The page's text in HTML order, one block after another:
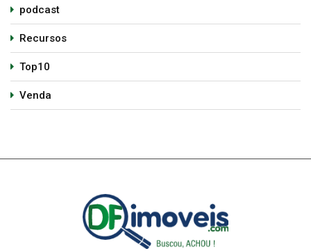
podcast
Recursos
Top10
Venda